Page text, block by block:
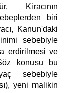
Kiracının
biri
Kanun'daki
sebebiyle
erdirilmesi ve
konusu bu
sebebiyle
yeni malikin